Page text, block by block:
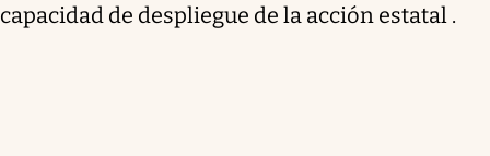
capacidad de despliegue de la acción estatal .